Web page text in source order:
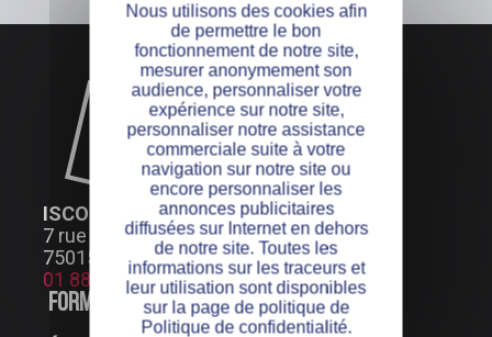
ISCOD PARIS
7 rue Henri Bocquillon
75015 Paris
01 88 24 66 99
Formations
Offres d’emploi
Nous utilisons des cookies afin
de permettre le bon
fonctionnement de notre site,
mesurer anonymement son
audience, personnaliser votre
expérience sur notre site,
personnaliser notre assistance
commerciale suite à votre
navigation sur notre site ou
encore personnaliser les
annonces publicitaires
diffusées sur Internet en dehors
de notre site. Toutes les
informations sur les traceurs et
leur utilisation sont disponibles
sur la page de politique de
Politique de confidentialité.